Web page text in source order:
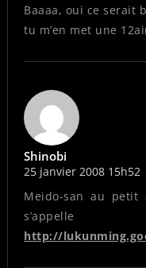
Baaaa, oui ce serait
tu m’en met une
Shinobi
25 janvier 2008 15h52
Meido-san au petit
s’appelle
http://